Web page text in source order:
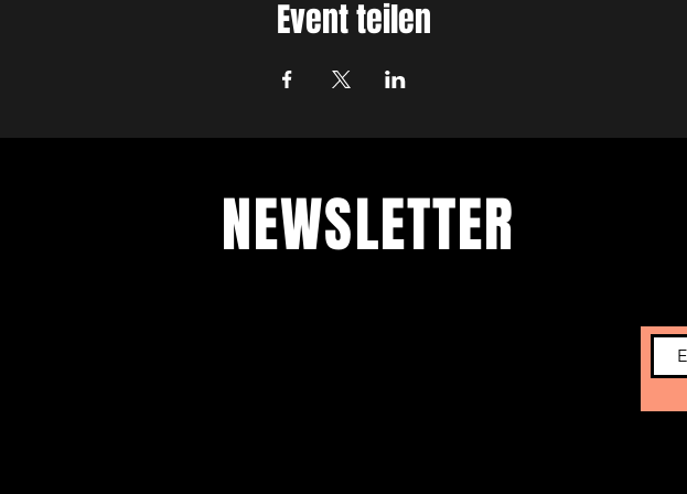
Event teilen
NEWSLETTER